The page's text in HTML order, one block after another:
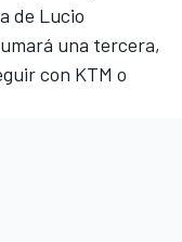
de Lucio
una tercera,
con KTM o